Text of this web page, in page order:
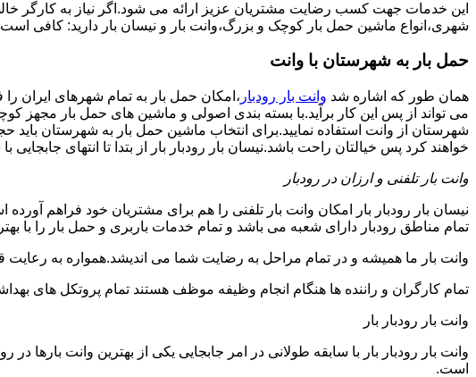
این خدمات جهت کسب رضایت مشتریان عزیز ارائه می شود.اگر نیاز به کارگر
شهری،انواع ماشین حمل بار کوچک و بزرگ،وانت بار و نیسان بار دارید: کافی است
حمل بار به شهرستان با وانت
همان طور که اشاره شد وانت بار رودبار ،امکان حمل بار به تمام شهرهای ایران
می تواند از پس این کار برآید.با بسته بندی اصولی و ماشین های حمل بار مجهز
شهرستان از وانت استفاده نمایید.برای انتخاب ماشین حمل بار به شهرستان باید
خواهند کرد پس خیالتان راحت باشد.نیسان بار رودبار بار از بتدا تا انتهای جابجایی
وانت بار تلفنی و ارزان در رودبار
نیسان بار رودبار بار امکان وانت بار تلفنی را هم برای مشتریان خود فراهم
تمام مناطق رودبار دارای شعبه می باشد و تمام خدمات باربری و حمل بار را با
وانت بار ما همیشه و در تمام مراحل به رضایت شما می اندیشد.همواره به رعایت
تمام کارگران و راننده ها هنگام انجام وظیفه موظف هستند تمام پروتکل های
وانت بار رودبار بار
وانت بار رودبار بار با سابقه طولانی در امر جابجایی یکی از بهترین وانت
است.